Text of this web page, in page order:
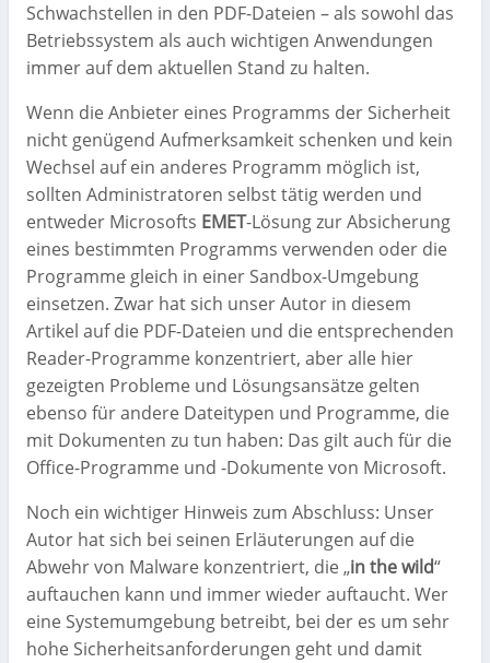
Schwachstellen in den PDF-Dateien – als sowohl das
Betriebssystem als auch wichtigen Anwendungen
immer auf dem aktuellen Stand zu halten.
Wenn die Anbieter eines Programms der Sicherheit
nicht genügend Aufmerksamkeit schenken und kein
Wechsel auf ein anderes Programm möglich ist,
sollten Administratoren selbst tätig werden und
entweder Microsofts EMET-Lösung zur Absicherung
eines bestimmten Programms verwenden oder die
Programme gleich in einer Sandbox-Umgebung
einsetzen. Zwar hat sich unser Autor in diesem
Artikel auf die PDF-Dateien und die entsprechenden
Reader-Programme konzentriert, aber alle hier
gezeigten Probleme und Lösungsansätze gelten
ebenso für andere Dateitypen und Programme, die
mit Dokumenten zu tun haben: Das gilt auch für die
Office-Programme und -Dokumente von Microsoft.
Noch ein wichtiger Hinweis zum Abschluss: Unser
Autor hat sich bei seinen Erläuterungen auf die
Abwehr von Malware konzentriert, die „in the wild“
auftauchen kann und immer wieder auftaucht. Wer
eine Systemumgebung betreibt, bei der es um sehr
hohe Sicherheitsanforderungen geht und damit